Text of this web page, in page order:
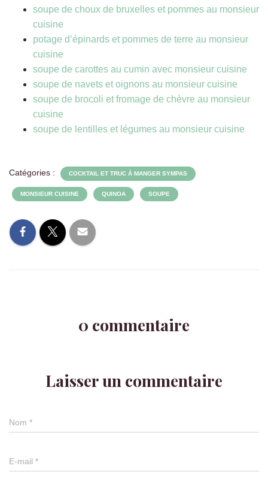
soupe de choux de bruxelles et pommes au monsieur
cuisine
potage d’épinards et pommes de terre au monsieur
cuisine
soupe de carottes au cumin avec monsieur cuisine
soupe de navets et oignons au monsieur cuisine
soupe de brocoli et fromage de chèvre au monsieur
cuisine
soupe de lentilles et légumes au monsieur cuisine
Catégories : COCKTAIL ET TRUC À MANGER SYMPAS
MONSIEUR CUISINE QUINOA SOUPE
0 commentaire
Laisser un commentaire
Nom *
E-mail *